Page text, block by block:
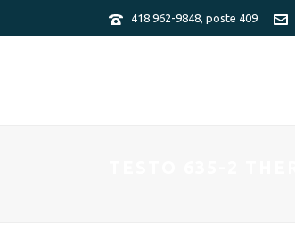
418 962-9848, poste 409